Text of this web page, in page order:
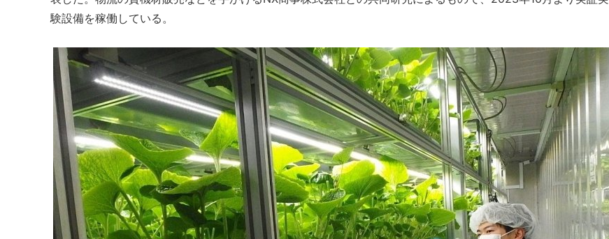
験設備を稼働している。